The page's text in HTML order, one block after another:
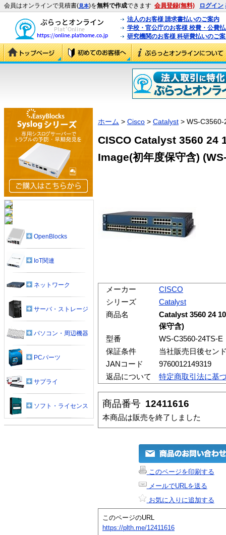
会員はオンラインで見積書(見本)を無料で作成できます 会員登録(無料) ログイン
法人のお客様 請求書払いのご案内
学校・官公庁のお客様 校費・公費
研究機関のお客様 科研費払いのご
ホーム > Cisco > Catalyst > WS-C3560-
CISCO Catalyst 3560 24
Image(初年度保守含)
メーカー
CISCO
シリーズ
Catalyst
商品名
Catalyst 3560 24
保守含)
型番
WS-C3560-24TS-E
保証条件
当社販売日後セン
JANコード
9760012149319
返品について
特定商取引法に基
商品番号 12411616
本商品は販売を終了しました
このページを印刷する
メールでURLを送る
お気に入りに追加する
このページのURL
https://plth.me/12411616
OpenBlocks
IoT関連
ネットワーク
サーバ・ストレージ
パソコン・周辺機器
PCパーツ
サプライ
ソフト・ライセンス